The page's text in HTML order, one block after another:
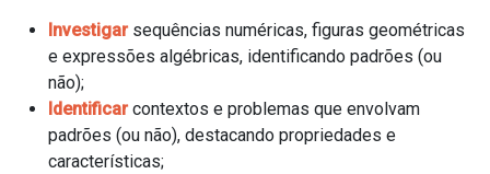
Investigarsequências numéricas, figuras geométricas
e expressões algébricas, identificando padrões (ou
não);
Identificarcontextos e problemas que envolvam
padrões (ou não), destacando propriedades e
características;